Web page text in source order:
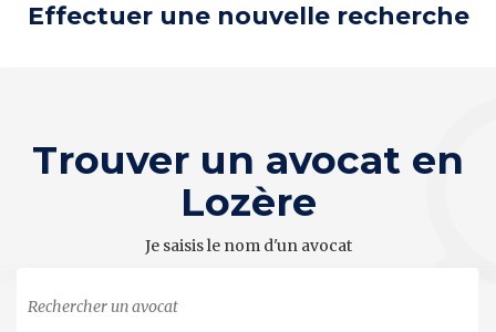
Effectuer une nouvelle recherche
Trouver un avocat en
Lozère
Je saisis le nom d'un avocat